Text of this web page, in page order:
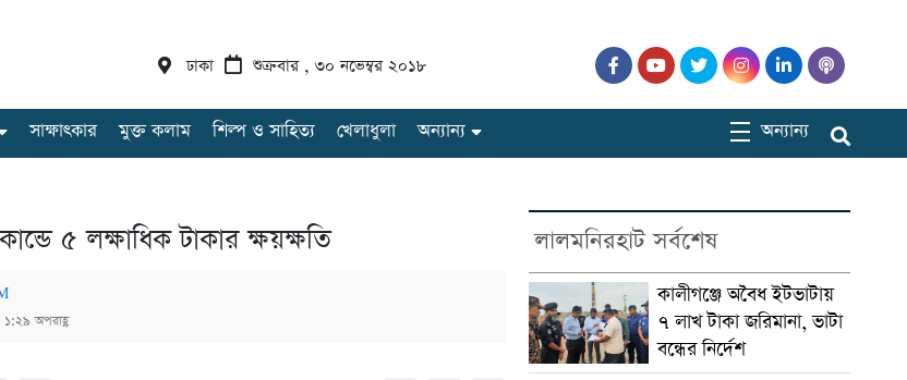
ঢাকা শুক্রবার , ৩০ নভেম্বর ২০১৮
সাক্ষাৎকার মুক্ত কলাম শিল্প ও সাহিত্য খেলাধুলা অন্যান্য অন্যান্য
৫ লক্ষাধিক টাকার ক্ষয়ক্ষতি
অপরাহ্ণ
লালমনিরহাট সর্বশেষ
কালীগঞ্জে অবৈধ ইটভাটায়
৭ লাখ টাকা জরিমানা, ভাটা
বন্ধের নির্দেশ